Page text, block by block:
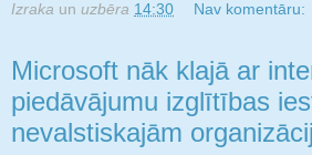
Izraka un uzbēra 14:30 Nav komentāru:
Microsoft nāk klajā ar
piedāvājumu izglītības
nevalstiskajām